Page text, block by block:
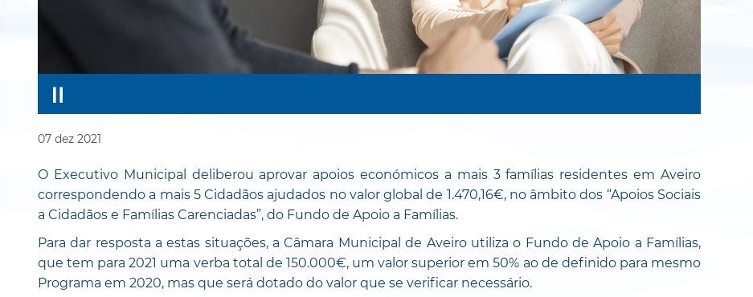
07 dez 2021
O Executivo Municipal deliberou aprovar apoios económicos a mais 3 famílias residentes em Aveiro
correspondendo a mais 5 Cidadãos ajudados no valor global de 1.470,16€, no âmbito dos “Apoios Sociais
a Cidadãos e Famílias Carenciadas”, do Fundo de Apoio a Famílias.
Para dar resposta a estas situações, a Câmara Municipal de Aveiro utiliza o Fundo de Apoio a Famílias,
que tem para 2021 uma verba total de 150.000€, um valor superior em 50% ao de definido para mesmo
Programa em 2020, mas que será dotado do valor que se verificar necessário.